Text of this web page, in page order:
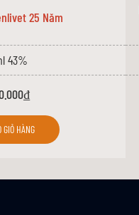
25 Năm
43%
GIỎ HÀNG